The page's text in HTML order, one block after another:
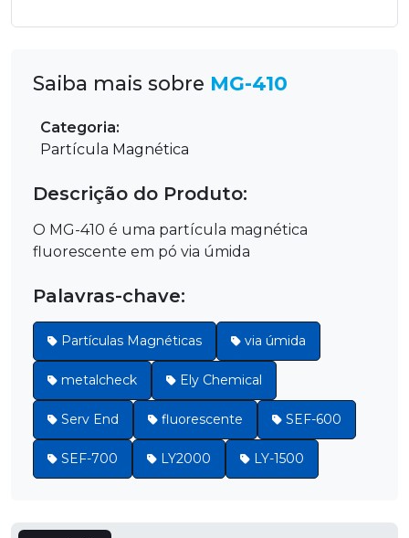
Saiba mais sobre MG-410
Categoria:
Partícula Magnética
Descrição do Produto:
O MG-410 é uma partícula magnética
fluorescente em pó via úmida
Palavras-chave:
Partículas Magnéticas via úmida
metalcheck Ely Chemical
Serv End fluorescente SEF-600
SEF-700 LY2000 LY-1500